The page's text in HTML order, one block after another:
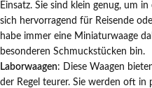
Einsatz. Sie sind klein genug, um
sich hervorragend für Reisende
habe immer eine Miniaturwaage
besonderen Schmuckstücken bin.
Laborwaagen: Diese Waagen
der Regel teurer. Sie werden oft in